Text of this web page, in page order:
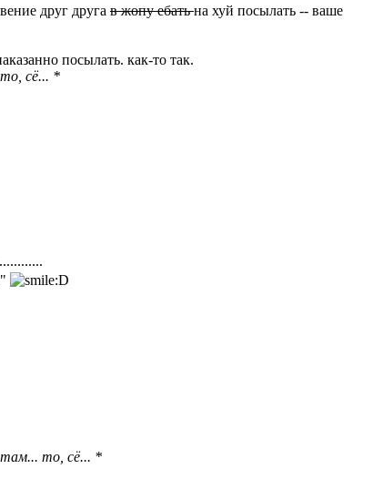
друг друга в жопу ебатьна хуй посылать -- ваше
посылать. как-то так.
сё... *
то, сё... *